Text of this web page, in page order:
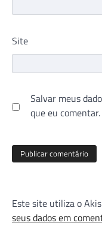
Site
Salvar meus
que eu comentar.
Este site utiliza o
seus dados em